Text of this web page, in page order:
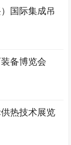
国际集成吊
备博览会
热技术展览